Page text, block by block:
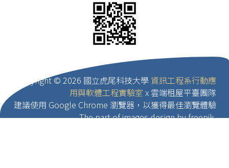
Copyright © 2026 國立虎尾科技大學 資訊工程系行動應
用與軟體工程實驗室 x 雲端租屋平臺團隊
建議使用 Google Chrome 瀏覽器，以獲得最佳瀏覽體驗
The part of images design by freepik.